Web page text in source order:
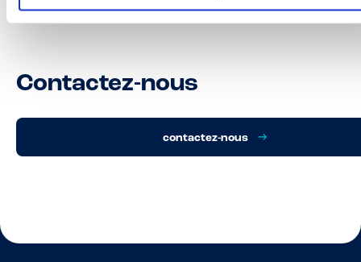
Contactez-nous
contactez-nous